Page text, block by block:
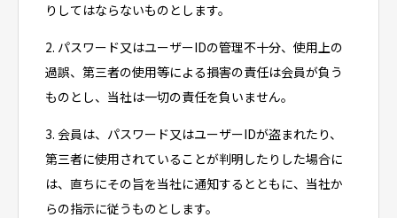
りしてはならないものとします。
2. パスワード又はユーザーIDの管理不十分、使用上の
過誤、第三者の使用等による損害の責任は会員が負う
ものとし、当社は一切の責任を負いません。
3. 会員は、パスワード又はユーザーIDが盗まれたり、
第三者に使用されていることが判明したりした場合に
は、直ちにその旨を当社に通知するとともに、当社か
らの指示に従うものとします。